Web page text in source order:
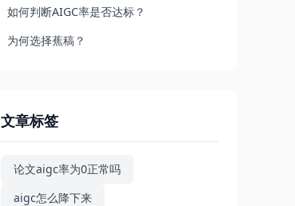
如何判断AIGC率是否达标？
为何选择蕉稿？
文章标签
论文aigc率为0正常吗
aigc怎么降下来